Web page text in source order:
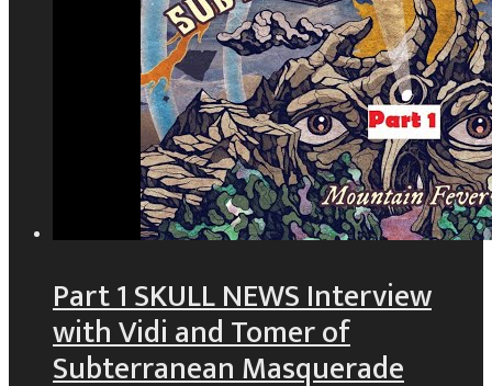
Part 1 SKULL NEWS Interview
with Vidi and Tomer of
Subterranean Masquerade